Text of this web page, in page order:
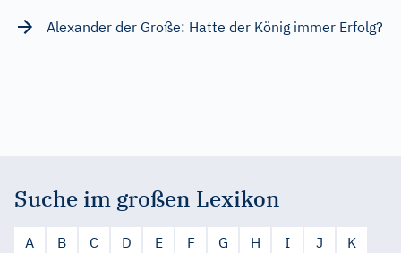
Alexander der Große: Hatte der König immer Erfolg?
Suche im großen Lexikon
A B C D E F G H I J
K